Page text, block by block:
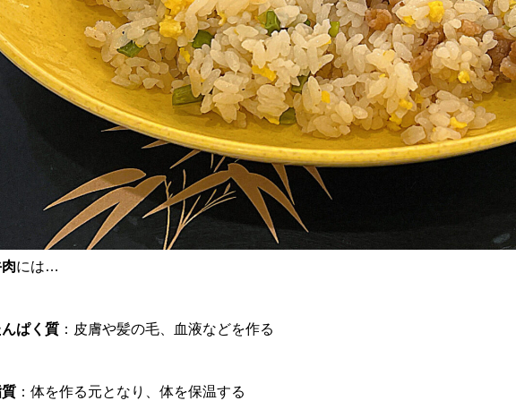
には…
んぱく質 ：皮膚や髪の毛、血液などを作る
：体を作る元となり、体を保温する